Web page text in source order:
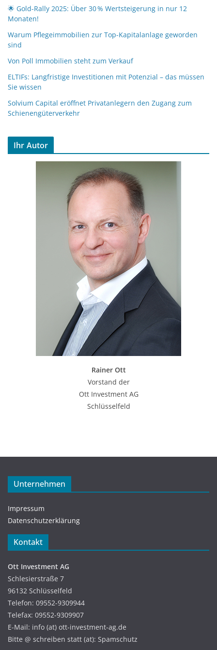
🌟 Gold-Rally 2025: Über 30 % Wertsteigerung in nur 12
Monaten!
Warum Pflegeimmobilien zur Top-Kapitalanlage geworden
sind
Von Poll Immobilien steht zum Verkauf
ELTIFs: Langfristige Investitionen mit Potenzial – das müssen
Sie wissen
Solvium Capital eröffnet Privatanlegern den Zugang zum
Schienengüterverkehr
Ihr Autor
Rainer Ott
Vorstand der
Ott Investment AG
Schlüsselfeld
Unternehmen
Impressum
Datenschutzerklärung
Kontakt
Ott Investment AG
Schlesierstraße 7
96132 Schlüsselfeld
Telefon: 09552-9309944
Telefax: 09552-9309907
E-Mail: info (at) ott-investment-ag.de
Bitte @ schreiben statt (at): Spamschutz